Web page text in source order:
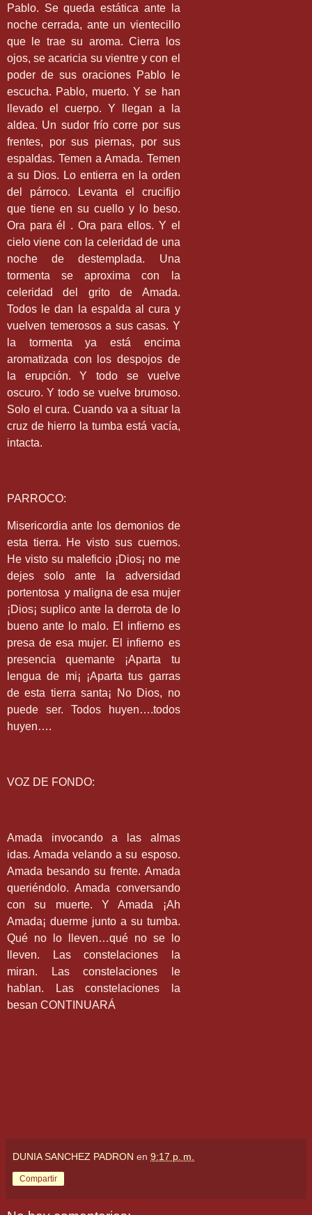
Pablo. Se queda estática ante la
noche cerrada, ante un vientecillo
que le trae su aroma. Cierra los
ojos, se acaricia su vientre y con el
poder de sus oraciones Pablo le
escucha. Pablo, muerto. Y se han
llevado el cuerpo. Y llegan a la
aldea. Un sudor frío corre por sus
frentes, por sus piernas, por sus
espaldas. Temen a Amada. Temen
a su Dios. Lo entierra en la orden
del párroco. Levanta el crucifijo
que tiene en su cuello y lo beso.
Ora para él . Ora para ellos. Y el
cielo viene con la celeridad de una
noche de destemplada. Una
tormenta se aproxima con la
celeridad del grito de Amada.
Todos le dan la espalda al cura y
vuelven temerosos a sus casas. Y
la tormenta ya está encima
aromatizada con los despojos de
la erupción. Y todo se vuelve
oscuro. Y todo se vuelve brumoso.
Solo el cura. Cuando va a situar la
cruz de hierro la tumba está vacía,
intacta.
PARROCO:
Misericordia ante los demonios de
esta tierra. He visto sus cuernos.
He visto su maleficio ¡Dios¡ no me
dejes solo ante la adversidad
portentosa y maligna de esa mujer
¡Dios¡ suplico ante la derrota de lo
bueno ante lo malo. El infierno es
presa de esa mujer. El infierno es
presencia quemante ¡Aparta tu
lengua de mi¡ ¡Aparta tus garras
de esta tierra santa¡ No Dios, no
puede ser. Todos huyen….todos
huyen….
VOZ DE FONDO:
Amada invocando a las almas
idas. Amada velando a su esposo.
Amada besando su frente. Amada
queriéndolo. Amada conversando
con su muerte. Y Amada ¡Ah
Amada¡ duerme junto a su tumba.
Qué no lo lleven…qué no se lo
lleven. Las constelaciones la
miran. Las constelaciones le
hablan. Las constelaciones la
besan CONTINUARÁ
DUNIA SANCHEZ PADRON en 9:17 p. m.
Compartir